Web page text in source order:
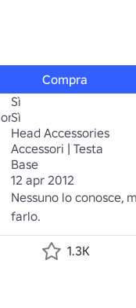
Compra
Sì
Sì
Head Accessories
Accessori | Testa
Base
12 apr 2012
Nessuno lo conosce,
farlo.
1.3K